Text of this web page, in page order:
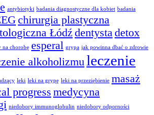
antybiotyki badania diagnostyczne dla kobiet badania
chirurgia plastyczna
Łódź dentystadetox
na chorobę esperal grypa jak powinna dbać o zdrowie
alkoholizmuleczenie
leki leki na grypę leki na przeziębienie masaż
progress medycyna
niedobory immunoglobulin niedobory odporności